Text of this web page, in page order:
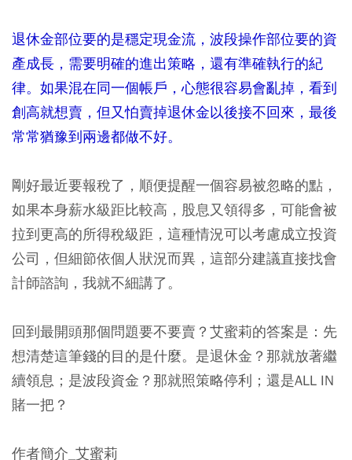
退休金部位要的是穩定現金流，波段操作部位要的資
產成長，需要明確的進出策略，還有準確執行的紀
律。如果混在同一個帳戶，心態很容易會亂掉，看到
創高就想賣，但又怕賣掉退休金以後接不回來，最後
常常猶豫到兩邊都做不好。
剛好最近要報稅了，順便提醒一個容易被忽略的點，
如果本身薪水級距比較高，股息又領得多，可能會被
拉到更高的所得稅級距，這種情況可以考慮成立投資
公司，但細節依個人狀況而異，這部分建議直接找會
計師諮詢，我就不細講了。
回到最開頭那個問題要不要賣？艾蜜莉的答案是：先
想清楚這筆錢的目的是什麼。是退休金？那就放著繼
續領息；是波段資金？那就照策略停利；還是ALL IN
賭一把？
作者簡介_艾蜜莉